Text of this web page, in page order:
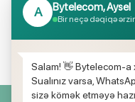
Mağazalarımızda
hədiyyə
A Bytelecom, Aysel
Bir neçə dəqiqə
Salam! 👋 Bytelecom-a
Sualınız varsa,
sizə kömək etməyə